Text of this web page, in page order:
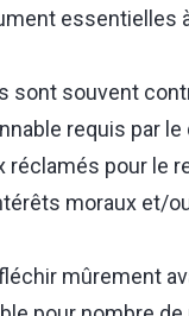
essentielles
sont souvent
requis par
pour le
moraux et/
mûrement